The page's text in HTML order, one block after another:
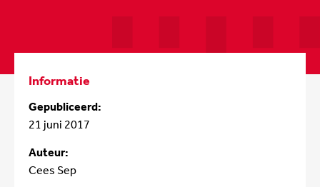
Informatie
Gepubliceerd:
21 juni 2017
Auteur:
Cees Sep